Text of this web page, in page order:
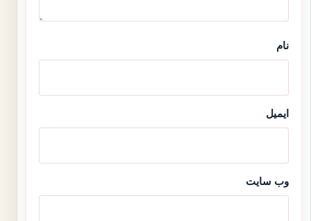
نام
ایمیل
وب‌ سایت